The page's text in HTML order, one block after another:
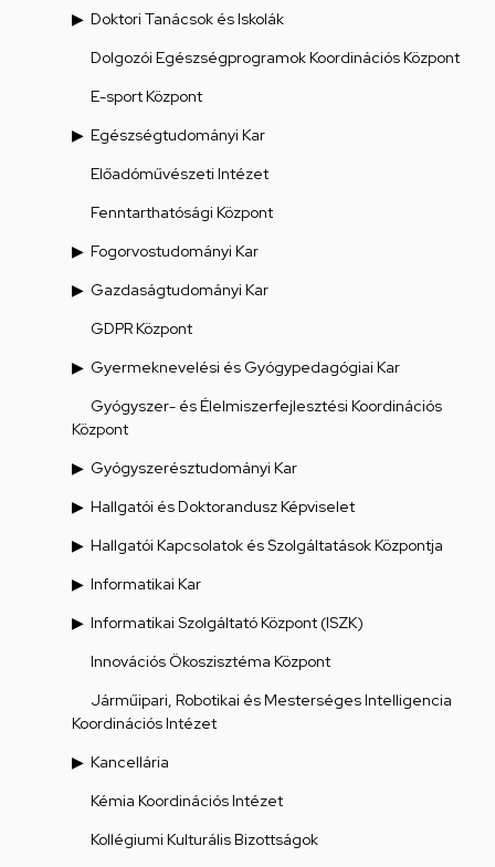
Doktori Tanácsok és Iskolák
Dolgozói Egészségprogramok Koordinációs Központ
E-sport Központ
Egészségtudományi Kar
Előadóművészeti Intézet
Fenntarthatósági Központ
Fogorvostudományi Kar
Gazdaságtudományi Kar
GDPR Központ
Gyermeknevelési és Gyógypedagógiai Kar
Gyógyszer- és Élelmiszerfejlesztési Koordinációs
Központ
Gyógyszerésztudományi Kar
Hallgatói és Doktorandusz Képviselet
Hallgatói Kapcsolatok és Szolgáltatások Központja
Informatikai Kar
Informatikai Szolgáltató Központ (ISZK)
Innovációs Ökoszisztéma Központ
Járműipari, Robotikai és Mesterséges Intelligencia
Koordinációs Intézet
Kancellária
Kémia Koordinációs Intézet
Kollégiumi Kulturális Bizottságok